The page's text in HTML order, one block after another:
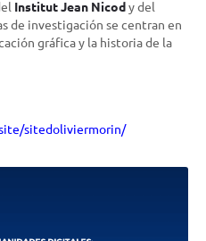
Institut Jean Nicody del
de investigación se centran en
gráfica y la historia de la
sitedoliviermorin/